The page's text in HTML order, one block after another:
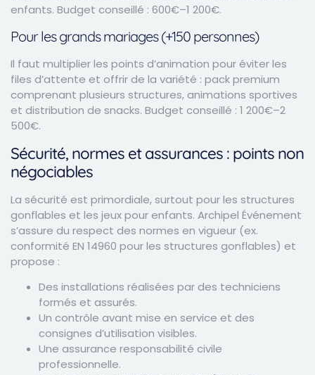
enfants. Budget conseillé : 600€–1 200€.
Pour les grands mariages (+150 personnes)
Il faut multiplier les points d’animation pour éviter les
files d’attente et offrir de la variété : pack premium
comprenant plusieurs structures, animations sportives
et distribution de snacks. Budget conseillé : 1 200€–2
500€.
Sécurité, normes et assurances : points non
négociables
La sécurité est primordiale, surtout pour les structures
gonflables et les jeux pour enfants. Archipel Événement
s’assure du respect des normes en vigueur (ex.
conformité EN 14960 pour les structures gonflables) et
propose :
Des installations réalisées par des techniciens
formés et assurés.
Un contrôle avant mise en service et des
consignes d’utilisation visibles.
Une assurance responsabilité civile
professionnelle.